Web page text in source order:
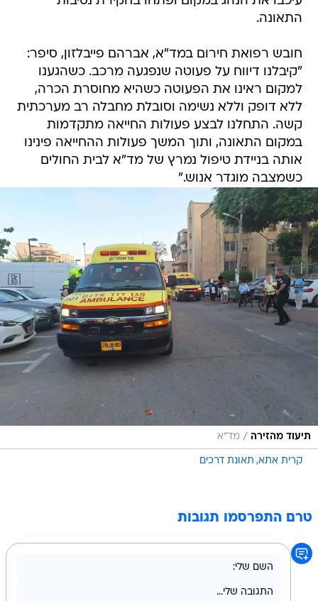
התאונה.
חובש רפואת חירום במד"א, אברהם פייבלזון, סיפר:
"קיבלנו דיווח על פעוטה שנפגעה מרכב. כשהגענו
למקום ראינו את הפעוטה כשהיא מחוסרת הכרה,
ללא דופק וללא נשימה וסובלת מחבלה רב מערכתית
קשה. התחלנו לבצע פעולות החייאה מתקדמות
במקום התאונה, ותוך המשך פעולות ההחייאה פינינו
אותה בניידת טיפול נמרץ של מד"א לבית החולים
כשמצבה מוגדר אנוש."
תיעוד מהזירה / מד"א
קרית אתא תאונת דרכים
טרם התפרסמו תגובות